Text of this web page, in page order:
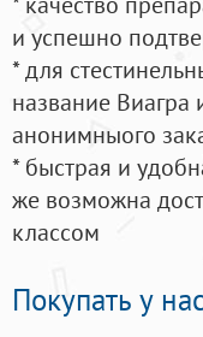
и успешно
* для
название Виагра
анонимныого
* быстрая и
же возможна
классом
Покупать у